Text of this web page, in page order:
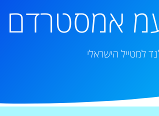
אמסטרדם
למטייל הישראלי